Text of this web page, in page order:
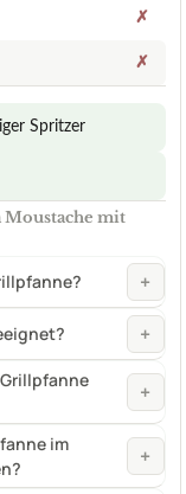
✗
✗
Spritzer
Moustache mit
+
+
+
im
+